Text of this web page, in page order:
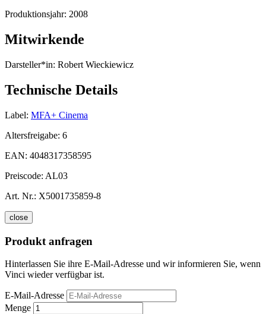
Produktionsjahr: 2008
Mitwirkende
Darsteller*in: Robert Wieckiewicz
Technische Details
Label: MFA+ Cinema
Altersfreigabe: 6
EAN: 4048317358595
Preiscode: AL03
Art. Nr.: X5001735859-8
close
Produkt anfragen
Hinterlassen Sie ihre E-Mail-Adresse und wir informieren Sie, wenn
Vinci wieder verfügbar ist.
E-Mail-Adresse
Menge